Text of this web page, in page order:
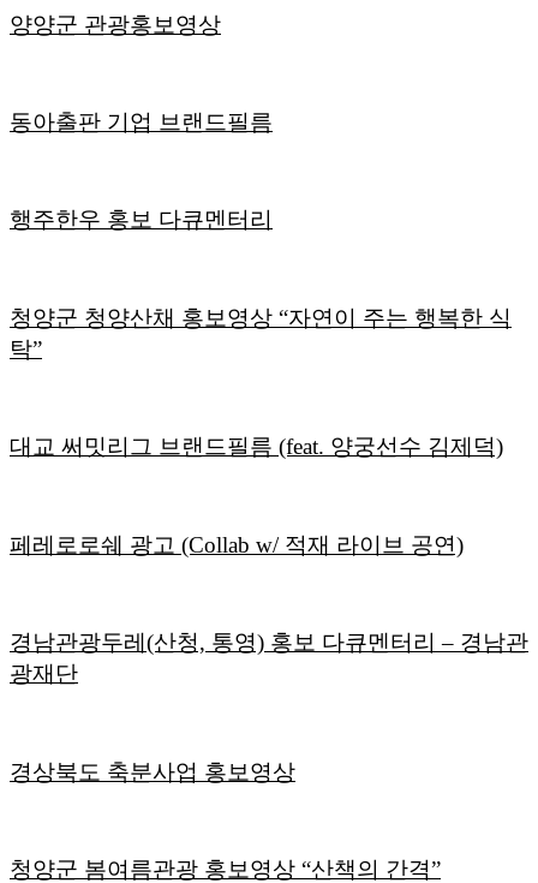
양양군 관광홍보영상
동아출판 기업 브랜드필름
행주한우 홍보 다큐멘터리
청양군 청양산채 홍보영상 “자연이 주는 행복한 식
탁”
대교 써밋리그 브랜드필름 (feat. 양궁선수 김제덕)
페레로로쉐 광고 (Collab w/ 적재 라이브 공연)
경남관광두레(산청, 통영) 홍보 다큐멘터리 – 경남관
광재단
경상북도 축분사업 홍보영상
청양군 봄여름관광 홍보영상 “산책의 간격”